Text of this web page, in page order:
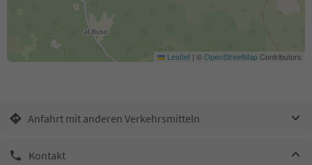
Leaflet | ©OpenStreetMapContributors
Anfahrt mit anderen Verkehrsmitteln
Kontakt